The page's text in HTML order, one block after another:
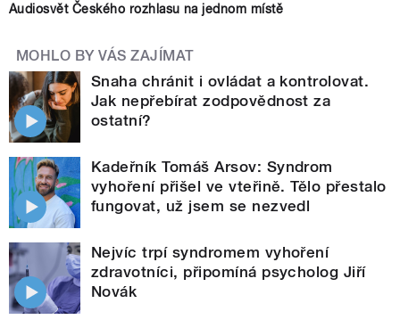
Audiosvět Českého rozhlasu na jednom místě
MOHLO BY VÁS ZAJÍMAT
Snaha chránit i ovládat a kontrolovat.
Jak nepřebírat zodpovědnost za
ostatní?
Kadeřník Tomáš Arsov: Syndrom
vyhoření přišel ve vteřině. Tělo přestalo
fungovat, už jsem se nezvedl
Nejvíc trpí syndromem vyhoření
zdravotníci, připomíná psycholog Jiří
Novák